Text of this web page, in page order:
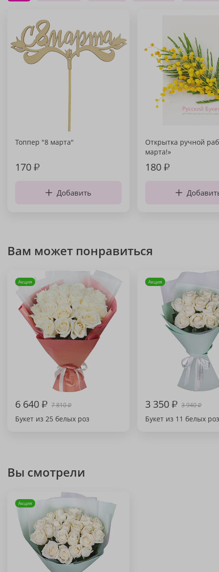
Топпер "8 марта"
170₽
Добавить
Открытка ручной
марта!»
180₽
Вам может понравиться
Акция
6 640₽ 7 810₽
Букет из 25 белых роз
Акция
3 350₽ 3 940₽
Букет из 11 белых роз
Вы смотрели
Акция